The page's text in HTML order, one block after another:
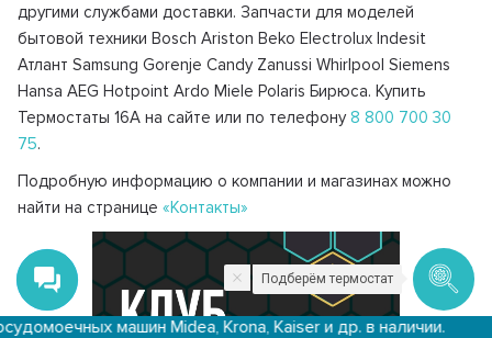
другими службами доставки. Запчасти для моделей
бытовой техники Bosch Ariston Beko Electrolux Indesit
Атлант Samsung Gorenje Candy Zanussi Whirlpool Siemens
Hansa AEG Hotpoint Ardo Miele Polaris Бирюса. Купить
Термостаты 16A на сайте или по телефону8 800 700 30
75.
Подробную информацию о компании и магазинах можно
найти на странице«Контакты»
машин Midea, Krona, Kaiser и др. в наличии.
Подберём термостат